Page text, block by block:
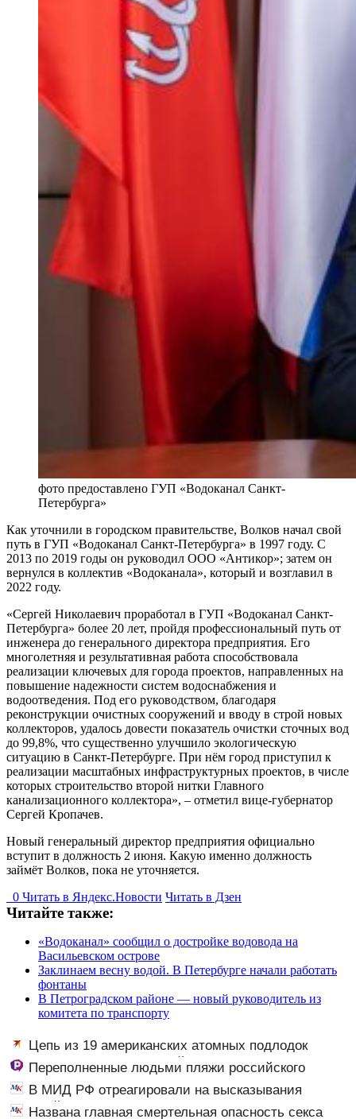
фото предоставлено ГУП «Водоканал Санкт-
Петербурга»
Как уточнили в городском правительстве, Волков начал свой
путь в ГУП «Водоканал Санкт-Петербурга» в 1997 году. С
2013 по 2019 годы он руководил ООО «Антикор»; затем он
вернулся в коллектив «Водоканала», который и возглавил в
2022 году.
«Сергей Николаевич проработал в ГУП «Водоканал Санкт-
Петербурга» более 20 лет, пройдя профессиональный путь от
инженера до генерального директора предприятия. Его
многолетняя и результативная работа способствовала
реализации ключевых для города проектов, направленных на
повышение надежности систем водоснабжения и
водоотведения. Под его руководством, благодаря
реконструкции очистных сооружений и вводу в строй новых
коллекторов, удалось довести показатель очистки сточных вод
до 99,8%, что существенно улучшило экологическую
ситуацию в Санкт-Петербурге. При нём город приступил к
реализации масштабных инфраструктурных проектов, в числе
которых строительство второй нитки Главного
канализационного коллектора», – отметил вице-губернатор
Сергей Кропачев.
Новый генеральный директор предприятия официально
вступит в должность 2 июня. Какую именно должность
займёт Волков, пока не уточняется.
0 Читать в Яндекс.Новости Читать в Дзен
Читайте также:
«Водоканал» сообщил о достройке водовода на
Васильевском острове
Заклинаем весну водой. В Петербурге начали работать
фонтаны
В Петроградском районе — новый руководитель из
комитета по транспорту
Цепь из 19 американских атомных подлодок
«окружает» Россию и Китай: это инструмент первого
массированного удара
Переполненные людьми пляжи российского
курортного города сняли на видео
В МИД РФ отреагировали на высказывания
властей Японии про атаку на Хиросиму
Названа главная смертельная опасность секса